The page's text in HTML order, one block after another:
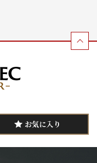
お気に入り